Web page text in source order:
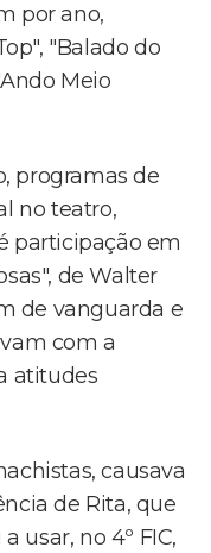
por ano,
"Balado do
Meio
programas de
no teatro,
participação em
de Walter
de vanguarda e
com a
atitudes
causava
de Rita, que
usar, no 4º FIC,